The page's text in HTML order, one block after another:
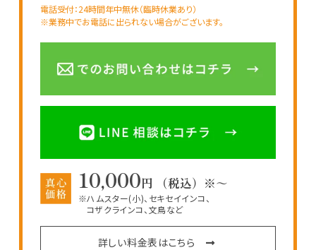
電話受付：24時間年中無休（臨時休業あり）
※業務中でお電話に出られない場合がございます。
10,000円 （税込）※～
※ハムスター(小)、セキセイインコ、
コザクラインコ、文鳥など
詳しい料金表はこちら